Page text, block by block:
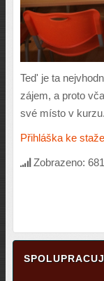
Ted' je ta
zájem, a proto
své místo v kurzu.
Přihláška ke
Zobrazeno: 681